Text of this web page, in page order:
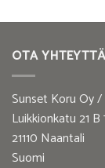
OTA YHTEYTTÄ
Sunset Koru Oy
Luikkionkatu 21 B
21110 Naantali
Suomi